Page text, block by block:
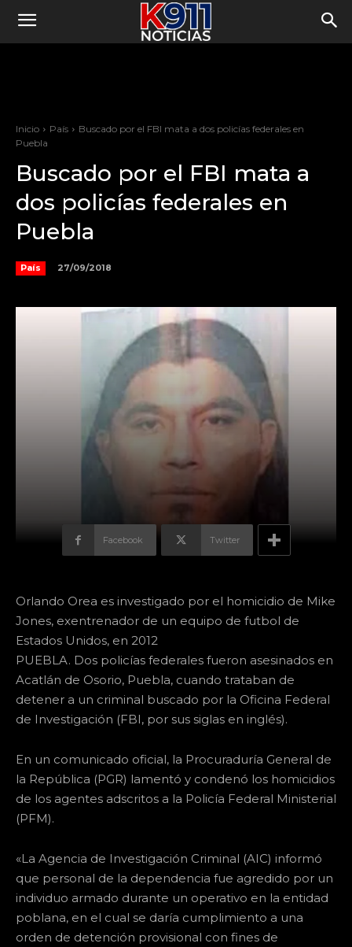
Inicio País
Buscado por el FBI mata a dos policías federales en
Puebla
Buscado por el FBI mata a
dos policías federales en
Puebla
País 27/09/2018
Facebook Twitter
Orlando Orea es investigado por el homicidio de Mike
Jones, exentrenador de un equipo de futbol de
Estados Unidos, en 2012
PUEBLA. Dos policías federales fueron asesinados en
Acatlán de Osorio, Puebla, cuando trataban de
detener a un criminal buscado por la Oficina Federal
de Investigación (FBI, por sus siglas en inglés).
En un comunicado oficial, la Procuraduría General de
la República (PGR) lamentó y condenó los homicidios
de los agentes adscritos a la Policía Federal Ministerial
(PFM).
«La Agencia de Investigación Criminal (AIC) informó
que personal de la dependencia fue agredido por un
individuo armado durante un operativo en la entidad
poblana, en el cual se daría cumplimiento a una
orden de detención provisional con fines de